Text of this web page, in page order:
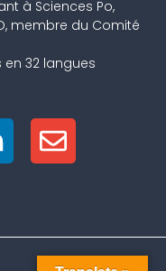
à Sciences Po,
membre du Comité
32 langues